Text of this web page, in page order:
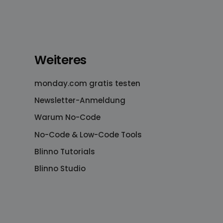
Weiteres
monday.com gratis testen
Newsletter-Anmeldung
Warum No-Code
No-Code & Low-Code Tools
Blinno Tutorials
Blinno Studio